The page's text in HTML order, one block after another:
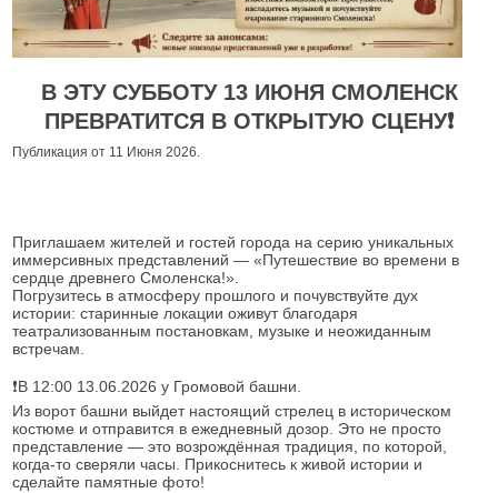
В ЭТУ СУББОТУ 13 ИЮНЯ СМОЛЕНСК
ПРЕВРАТИТСЯ В ОТКРЫТУЮ СЦЕНУ❗️
Публикация от 11 Июня 2026.
Приглашаем жителей и гостей города на серию уникальных
иммерсивных представлений — «Путешествие во времени в
сердце древнего Смоленска!».
Погрузитесь в атмосферу прошлого и почувствуйте дух
истории: старинные локации оживут благодаря
театрализованным постановкам, музыке и неожиданным
встречам.
❗️В 12:00 13.06.2026 у Громовой башни.
Из ворот башни выйдет настоящий стрелец в историческом
костюме и отправится в ежедневный дозор. Это не просто
представление — это возрождённая традиция, по которой,
когда‑то сверяли часы. Прикоснитесь к живой истории и
сделайте памятные фото!